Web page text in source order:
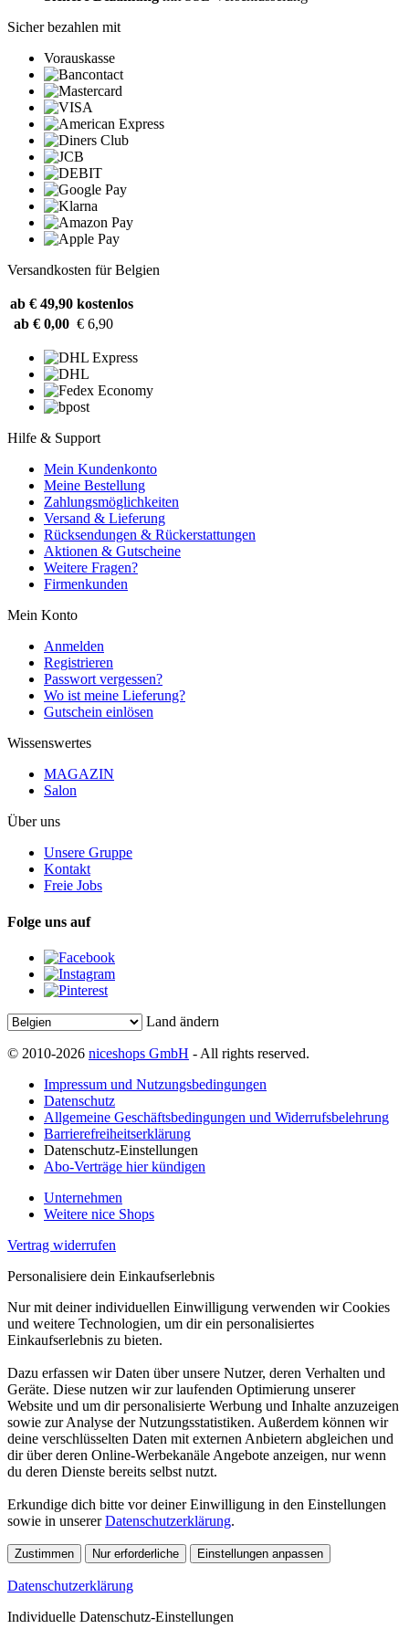
Sicher bezahlen mit
Vorauskasse
Versandkosten für Belgien
ab € 49,90 kostenlos
ab € 0,00 € 6,90
Hilfe & Support
Mein Kundenkonto
Meine Bestellung
Zahlungsmöglichkeiten
Versand & Lieferung
Rücksendungen & Rückerstattungen
Aktionen & Gutscheine
Weitere Fragen?
Firmenkunden
Mein Konto
Anmelden
Registrieren
Passwort vergessen?
Wo ist meine Lieferung?
Gutschein einlösen
Wissenswertes
MAGAZIN
Salon
Über uns
Unsere Gruppe
Kontakt
Freie Jobs
Folge uns auf
Land ändern
© 2010-2026 niceshops GmbH - All rights reserved.
Impressum und Nutzungsbedingungen
Datenschutz
Allgemeine Geschäftsbedingungen und Widerrufsbelehrung
Barrierefreiheitserklärung
Datenschutz-Einstellungen
Abo-Verträge hier kündigen
Unternehmen
Weitere nice Shops
Vertrag widerrufen
Personalisiere dein Einkaufserlebnis
Nur mit deiner individuellen Einwilligung verwenden wir Cookies
und weitere Technologien, um dir ein personalisiertes
Einkaufserlebnis zu bieten.
Dazu erfassen wir Daten über unsere Nutzer, deren Verhalten und
Geräte. Diese nutzen wir zur laufenden Optimierung unserer
Website und um dir personalisierte Werbung und Inhalte anzuzeigen
sowie zur Analyse der Nutzungsstatistiken. Außerdem können wir
deine verschlüsselten Daten mit externen Anbietern abgleichen und
dir über deren Online-Werbekanäle Angebote anzeigen, nur wenn
du deren Dienste bereits selbst nutzt.
Erkundige dich bitte vor deiner Einwilligung in den Einstellungen
sowie in unsererDatenschutzerklärung.
Zustimmen Nur erforderliche Einstellungen anpassen
Datenschutzerklärung
Individuelle Datenschutz-Einstellungen